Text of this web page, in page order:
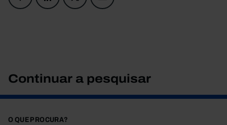
Continuar a pesquisar
O QUE PROCURA?